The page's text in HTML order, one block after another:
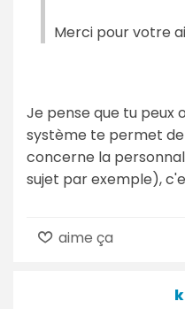
Merci pour votre
Je pense que tu peux
système te permet de
concerne la
sujet par exemple),
aime ça